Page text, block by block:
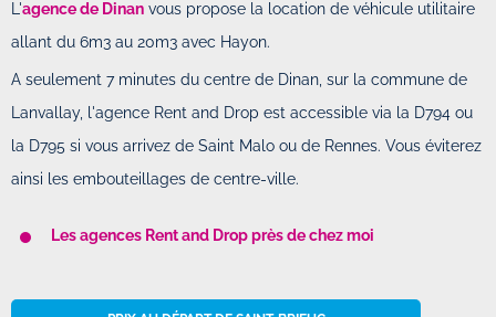
L'agence de Dinan vous propose la location de véhicule utilitaire
allant du 6m3 au 20m3 avec Hayon.
A seulement 7 minutes du centre de Dinan, sur la commune de
Lanvallay, l'agence Rent and Drop est accessible via la D794 ou
la D795 si vous arrivez de Saint Malo ou de Rennes. Vous éviterez
ainsi les embouteillages de centre-ville.
Les agences Rent and Drop près de chez moi